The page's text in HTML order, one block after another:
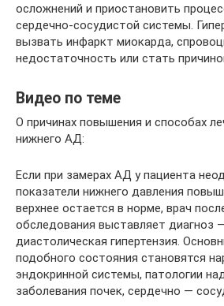
осложнений и приостановить
сердечно-сосудистой системы.
вызвать инфаркт миокарда,
недостаточность или стать
Видео по теме
О причинах повышения и способах
нижнего АД:
Если при замерах АД у пациента
показатели нижнего давления
верхнее остается в норме, врач
обследования выставляет диагноз
диастолическая гипертензия.
подобного состояния становятся
эндокринной системы, патологии
заболевания почек, сердечно —